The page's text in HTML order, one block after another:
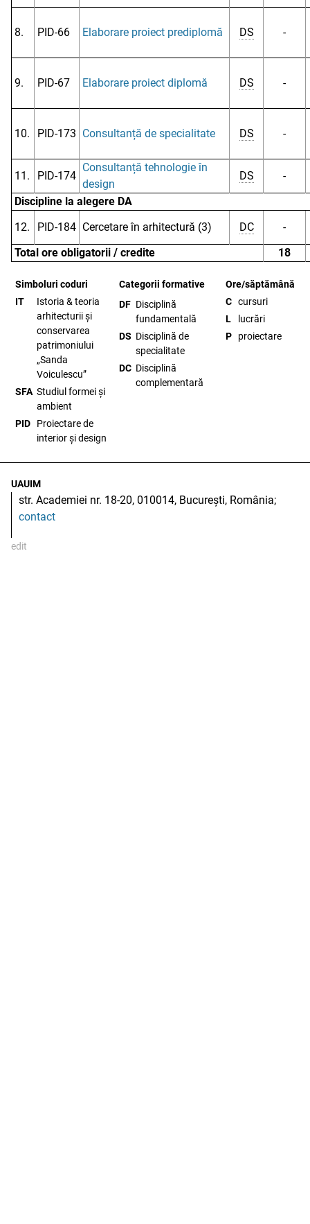
8. PID-66 Elaborare proiect prediplomă DS -
9. PID-67 Elaborare proiect diplomă DS -
10. PID-173 Consultanță de specialitate DS -
11. PID-174
Consultanță tehnologie în
design
DS
-
Discipline la alegere DA
12.
PID-184 Cercetare în arhitectură (3) DC
-
Total ore obligatorii / credite
18
Simboluri coduri
IT
Istoria & teoria
arhitecturii și
conservarea
patrimoniului
„Sanda
Voiculescu”
SFA Studiul formei și
ambient
PID Proiectare de
interior și design
Categorii formative
DF Disciplină
fundamentală
DS Disciplină de
specialitate
DC Disciplină
complementară
Ore/săptămână
C cursuri
L
lucrări
P proiectare
UAUIM
str. Academiei nr. 18-20, 010014, București, România;
contact
edit